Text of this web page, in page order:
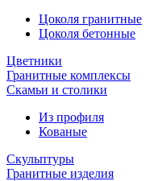
Цоколя гранитные
Цоколя бетонные
Цветники
Гранитные комплексы
Cкамьи и столики
Из профиля
Кованые
Скульптуры
Гранитные изделия